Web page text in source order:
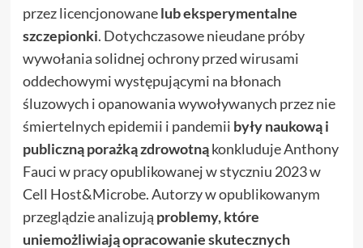
przez licencjonowanelub eksperymentalne
szczepionki. Dotychczasowe nieudane próby
wywołania solidnej ochrony przed wirusami
oddechowymi występującymi na błonach
śluzowych i opanowania wywoływanych przez nie
śmiertelnych epidemii i pandemii były naukową i
publiczną porażką zdrowotnąkonkluduje Anthony
Fauci w pracy opublikowanej w styczniu 2023 w
Cell Host&Microbe. Autorzy w opublikowanym
przeglądzie analizują problemy, które
uniemożliwiają opracowanie skutecznych